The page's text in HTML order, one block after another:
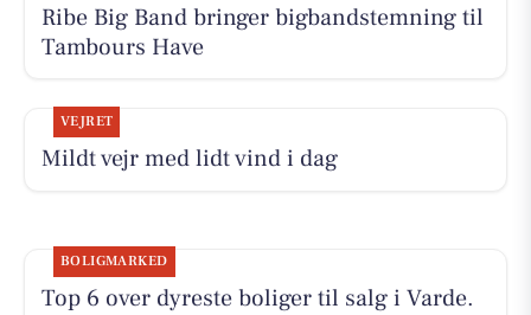
Ribe Big Band bringer bigbandstemning til
Tambours Have
VEJRET
Mildt vejr med lidt vind i dag
BOLIGMARKED
Top 6 over dyreste boliger til salg i Varde.